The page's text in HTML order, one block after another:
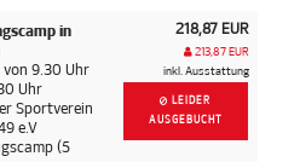
in
von 9.30 Uhr
Uhr
Sportverein
e.V
(5
218,87 EUR
213,87 EUR
inkl. Ausstattung
LEIDER
AUSGEBUCHT